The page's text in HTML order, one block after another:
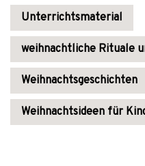
Unterrichtsmaterial
weihnachtliche Rituale
Weihnachtsgeschichten
Weihnachtsideen für